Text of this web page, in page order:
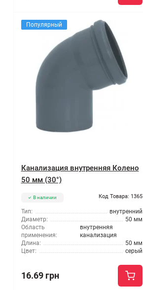
Популярный
Канализация внутренняя Колено
50 мм (30°)
В наличии Код Товара: 1365
Тип:
внутренний
Диаметр:
50 мм
Область
применения:
внутренняя
канализация
Длина:
50 мм
Цвет:
серый
16.69 грн